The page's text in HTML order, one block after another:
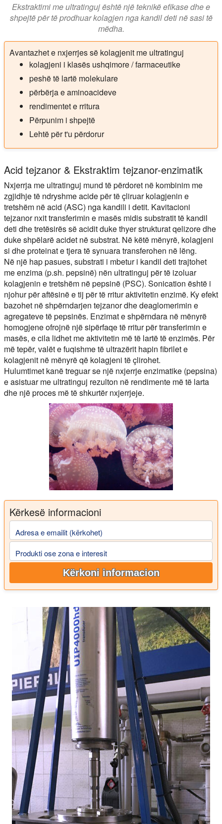
Ekstraktimi me ultratinguj është një teknikë efikase dhe e
shpejtë për të prodhuar kolagjen nga kandil deti në sasi të
mëdha.
Avantazhet e nxjerrjes së kolagjenit me ultratinguj
kolagjeni i klasës ushqimore / farmaceutike
peshë të lartë molekulare
përbërja e aminoacideve
rendimentet e rritura
Përpunim i shpejtë
Lehtë për t'u përdorur
Acid tejzanor & Ekstraktim tejzanor-enzimatik
Nxjerrja me ultratinguj mund të përdoret në kombinim me
zgjidhje të ndryshme acide për të çliruar kolagjenin e
tretshëm në acid (ASC) nga kandili i detit. Kavitacioni
tejzanor nxit transferimin e masës midis substratit të kandil
deti dhe tretësirës së acidit duke thyer strukturat qelizore dhe
duke shpëlarë acidet në substrat. Në këtë mënyrë, kolagjeni
si dhe proteinat e tjera të synuara transferohen në lëng.
Në një hap pasues, substrati i mbetur i kandil deti trajtohet
me enzima (p.sh. pepsinë) nën ultratinguj për të izoluar
kolagjenin e tretshëm në pepsinë (PSC). Sonication është i
njohur për aftësinë e tij për të rritur aktivitetin enzimë. Ky efekt
bazohet në shpërndarjen tejzanor dhe deaglomerimin e
agregateve të pepsinës. Enzimat e shpërndara në mënyrë
homogjene ofrojnë një sipërfaqe të rritur për transferimin e
masës, e cila lidhet me aktivitetin më të lartë të enzimës. Për
më tepër, valët e fuqishme të ultrazërit hapin fibrilet e
kolagjenit në mënyrë që kolagjeni të çlirohet.
Hulumtimet kanë treguar se një nxjerrje enzimatike (pepsina)
e asistuar me ultratinguj rezulton në rendimente më të larta
dhe një proces më të shkurtër nxjerrjeje.
Kërkesë informacioni
Adresa e emailit (kërkohet)
Produkti ose zona e interesit
Kërkoni informacion